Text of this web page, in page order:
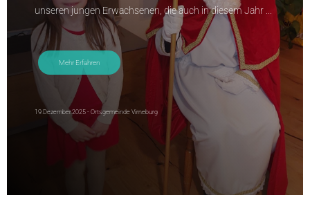
unseren jungen Erwachsenen, die auch in diesem Jahr ...
Mehr Erfahren
19.Dezember.2025 - Ortsgemeinde Virneburg